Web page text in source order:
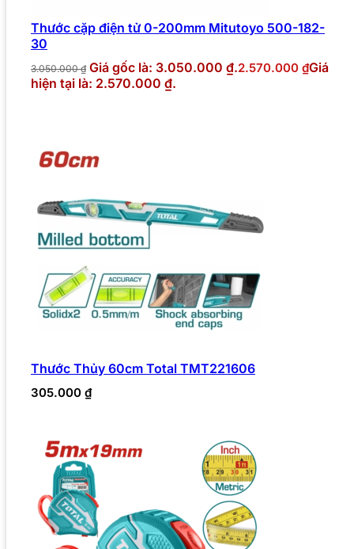
Thước cặp điện tử 0-200mm Mitutoyo 500-182-
30
3.050.000₫ Giá gốc là: 3.050.000 ₫.2.570.000 ₫Giá
hiện tại là: 2.570.000 ₫.
Thước Thủy 60cm Total TMT221606
305.000 ₫